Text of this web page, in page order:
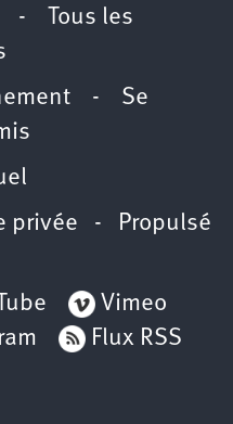
-
Tous les
- Se
privée - Propulsé
Vimeo
Flux RSS